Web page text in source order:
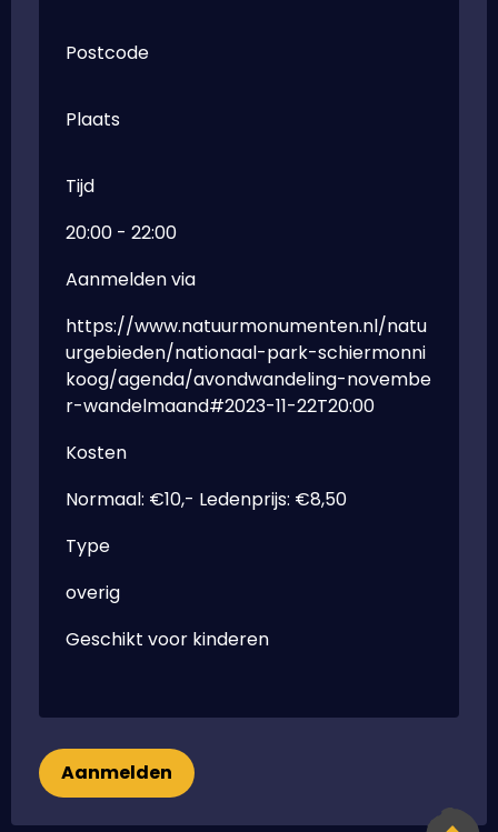
Postcode
Plaats
Tijd
20:00 - 22:00
Aanmelden via
https://www.natuurmonumenten.nl/natu
urgebieden/nationaal-park-schiermonni
koog/agenda/avondwandeling-novembe
r-wandelmaand#2023-11-22T20:00
Kosten
Normaal: €10,- Ledenprijs: €8,50
Type
overig
Geschikt voor kinderen
Aanmelden